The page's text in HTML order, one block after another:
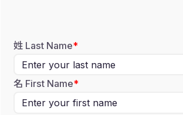
姓 Last Name
名 First Name